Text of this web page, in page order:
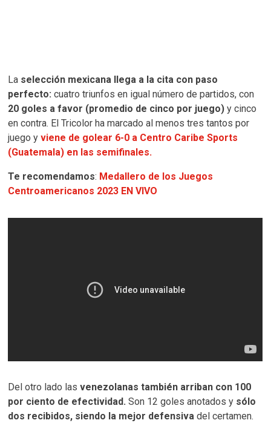
La selección mexicana llega a la cita con paso
perfecto: cuatro triunfos en igual número de partidos, con
20 goles a favor (promedio de cinco por juego)y cinco
en contra. El Tricolor ha marcado al menos tres tantos por
juego yviene de golear 6-0 a Centro Caribe Sports
(Guatemala) en las semifinales.
Te recomendamos: Medallero de los Juegos
Centroamericanos 2023 EN VIVO
Del otro lado lasvenezolanas también arriban con 100
por ciento de efectividad. Son 12 goles anotados y sólo
dos recibidos, siendo la mejor defensiva del certamen.